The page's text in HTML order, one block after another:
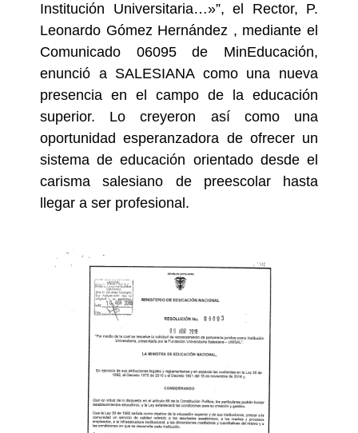
Institución Universitaria…»”, el Rector, P.
Leonardo Gómez Hernández , mediante el
Comunicado 06095 de MinEducación,
enunció a SALESIANA como una nueva
presencia en el campo de la educación
superior. Lo creyeron así como una
oportunidad esperanzadora de ofrecer un
sistema de educación orientado desde el
carisma salesiano de preescolar hasta
llegar a ser profesional.